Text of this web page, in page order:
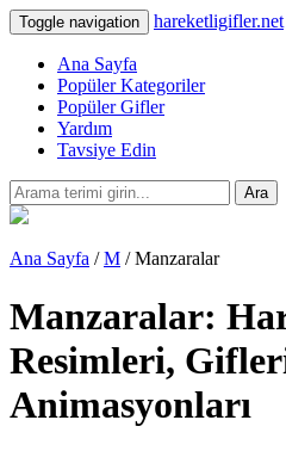
Toggle navigation hareketligifler.net
Ana Sayfa
Popüler Kategoriler
Popüler Gifler
Yardım
Tavsiye Edin
Ara
Ana Sayfa /M / Manzaralar
Manzaralar:
Resimleri,
Animasyonları